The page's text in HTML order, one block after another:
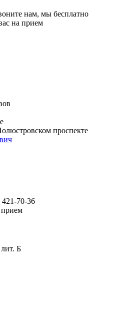
нам, мы бесплатно
на прием
проспекте
421-70-36
прием
Б